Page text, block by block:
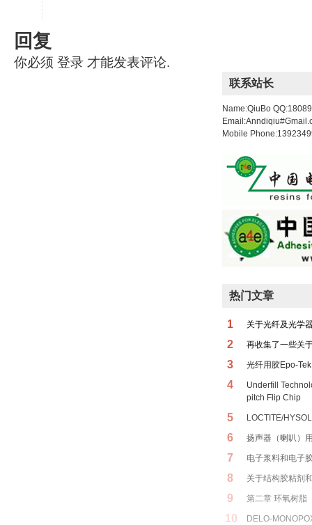
回复
你必须 登录 才能发表评论.
联系站长
Name:QiuBo
Mobile
热门文章
1 关于光纤及光学
2 再收集了一些关
3 光纤用胶Epo-
4
Underfill
pitch Flip Chip
5 LOCTITE/
6 扬声器（喇叭）
7 电子浆料和电子
8 关于结构胶粘剂
9 第二章 环氧树脂
10 DELO-